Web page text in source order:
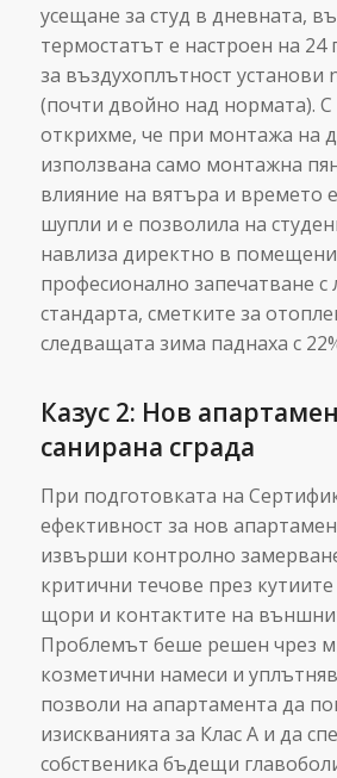
усещане за студ в дневната,
термостатът е настроен на 24
за въздухоплътност установи
(почти двойно над нормата).
открихме, че при монтажа на
използвана само монтажна
влияние на вятъра и времето
шупли и е позволила на
навлиза директно в
професионално запечатване с
стандарта, сметките за
следващата зима паднаха с
Казус 2: Нов
санирана сграда
При подготовката на
ефективност за нов
извърши контролно
критични течове през
щори и контактите на
Проблемът беше решен чрез
козметични намеси и
позволи на апартамента да
изискванията за Клас А и да
собственика бъдещи